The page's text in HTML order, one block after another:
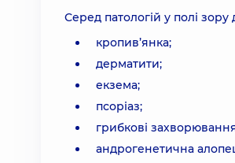
анестезії та
3100 грн
Радіохвильове
Серед патологій у полі зору
кропив’янка;
дерматити;
екзема;
псоріаз;
грибкові
андрогенетична